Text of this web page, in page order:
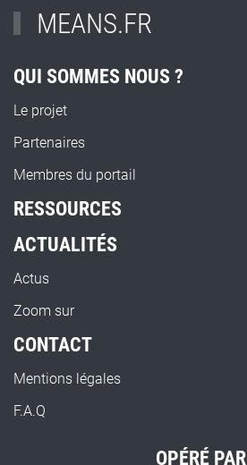
MEANS.FR
QUI SOMMES NOUS ?
Le projet
Partenaires
Membres du portail
RESSOURCES
ACTUALITÉS
Actus
Zoom sur
CONTACT
Mentions légales
F.A.Q
OPÉRÉ PAR